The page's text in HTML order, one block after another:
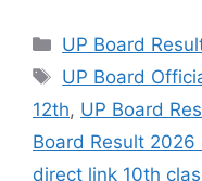
UP Board
UP Board
12th, UP Board
Board Result 2026
direct link 10th